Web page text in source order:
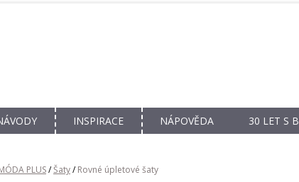
INSPIRACE NÁPOVĚDA 30 LET S
PLUS/Šaty/ Rovné úpletové šaty